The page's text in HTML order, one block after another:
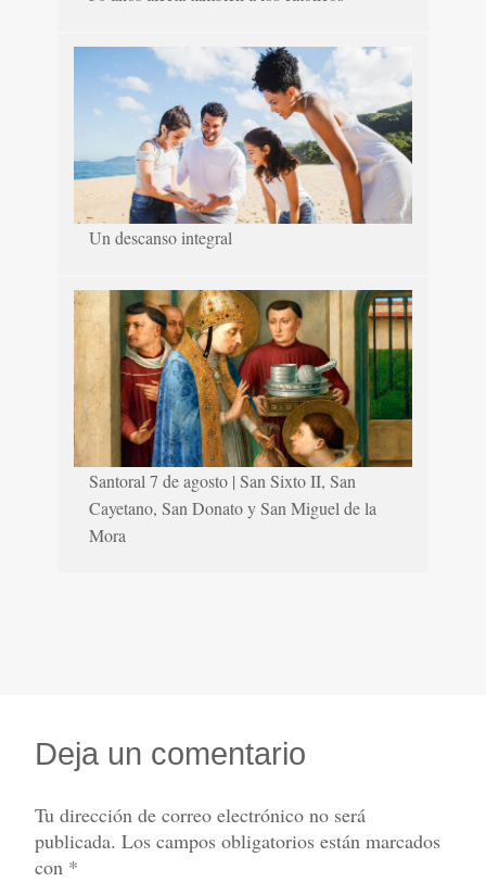
Un descanso integral
Santoral 7 de agosto | San Sixto II, San
Cayetano, San Donato y San Miguel de la
Mora
Deja un comentario
Tu dirección de correo electrónico no será
publicada. Los campos obligatorios están marcados
con *